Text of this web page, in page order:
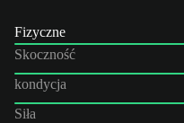
Fizyczne
Skoczność
kondycja
Siła